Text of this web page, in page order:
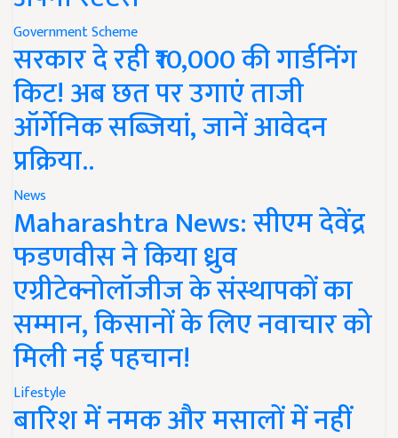
Government Scheme
सरकार दे रही ₹10,000 की गार्डनिंग
किट! अब छत पर उगाएं ताजी
ऑर्गेनिक सब्जियां, जानें आवेदन
प्रक्रिया..
News
Maharashtra News: सीएम देवेंद्र
फडणवीस ने किया ध्रुव
एग्रीटेक्नोलॉजीज के संस्थापकों का
सम्मान, किसानों के लिए नवाचार को
मिली नई पहचान!
Lifestyle
बारिश में नमक और मसालों में नहीं